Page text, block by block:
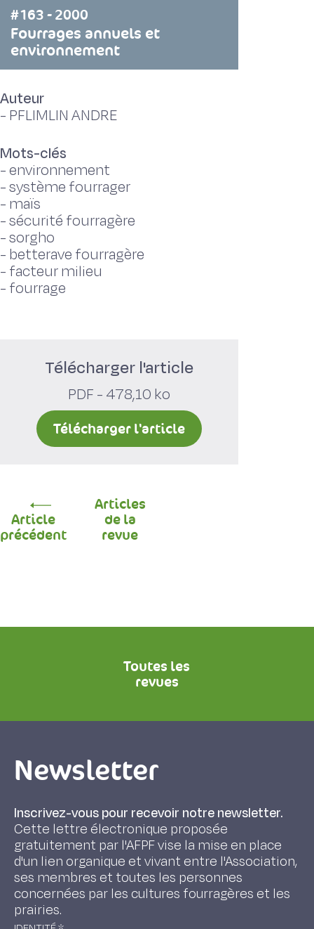
#163 - 2000
Fourrages annuels et
environnement
Auteur
- PFLIMLIN ANDRE
Mots-clés
-environnement
-système fourrager
- maïs
-sécurité fourragère
-sorgho
- betterave fourragère
- facteur milieu
- fourrage
Télécharger l'article
PDF - 478,10 ko
Télécharger l'article
Article
précédent
Articles
de la
revue
Toutes les
revues
Newsletter
Inscrivez-vous pour recevoir notre newsletter.
Cette lettre électronique proposée
gratuitement par l'AFPF vise la mise en place
d'un lien organique et vivant entre l'Association,
ses membres et toutes les personnes
concernées par les cultures fourragères et les
prairies.